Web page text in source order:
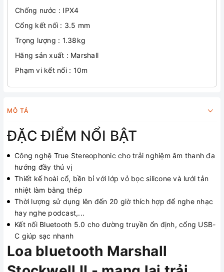
Chống nước : IPX4
Cổng kết nối : 3.5 mm
Trọng lượng : 1.38kg
Hãng sản xuất : Marshall
Phạm vi kết nối : 10m
MÔ TẢ
ĐẶC ĐIỂM NỔI BẬT
Công nghệ True Stereophonic cho trải nghiệm âm thanh đa
hướng đầy thú vị
Thiết kế hoài cổ, bền bỉ với lớp vỏ bọc silicone và lưới tản
nhiệt làm bằng thép
Thời lượng sử dụng lên đến 20 giờ thích hợp để nghe nhạc
hay nghe podcast,...
Kết nối Bluetooth 5.0 cho đường truyền ổn định, cổng USB-
C giúp sạc nhanh
Loa bluetooth Marshall